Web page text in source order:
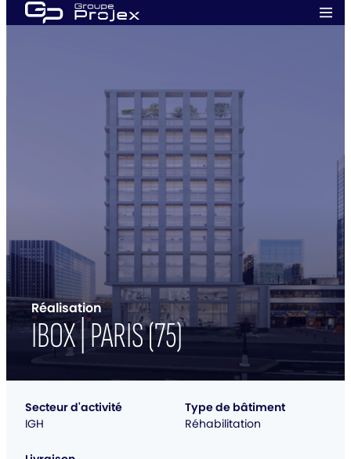
Aller
au
Réalisation
IBOX | PARIS (75)
Secteur d'activité
IGH
Type de bâtiment
Réhabilitation